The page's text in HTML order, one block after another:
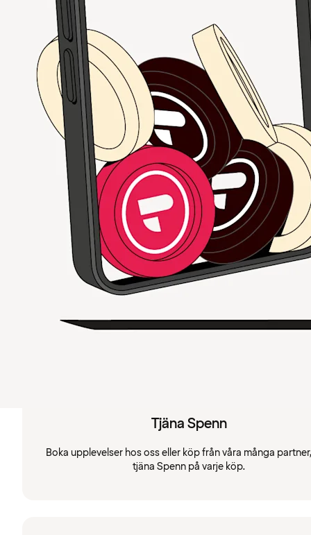
Tjäna Spenn
Boka upplevelser hos oss eller köp från våra många
tjäna Spenn på varje köp.